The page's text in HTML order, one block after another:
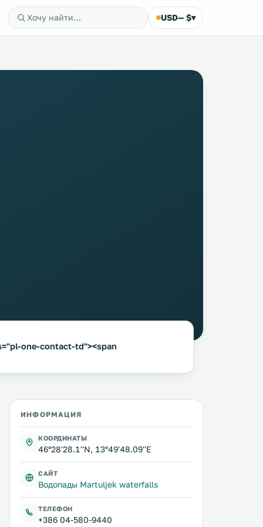
USD— $▾
one-contact-td"><span
ИНФОРМАЦИЯ
КООРДИНАТЫ
46°28'28.1''N, 13°49'48.09''E
САЙТ
Водопады Martuljek waterfalls
ТЕЛЕФОН
+386 04-580-9440